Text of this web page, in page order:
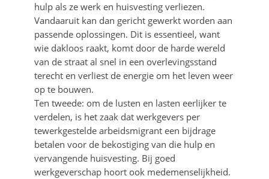
hulp als ze werk en huisvesting verliezen.
Vandaaruit kan dan gericht gewerkt worden aan
passende oplossingen. Dit is essentieel, want
wie dakloos raakt, komt door de harde wereld
van de straat al snel in een overlevingsstand
terecht en verliest de energie om het leven weer
op te bouwen.
Ten tweede: om de lusten en lasten eerlijker te
verdelen, is het zaak dat werkgevers per
tewerkgestelde arbeidsmigrant een bijdrage
betalen voor de bekostiging van die hulp en
vervangende huisvesting. Bij goed
werkgeverschap hoort ook medemenselijkheid.